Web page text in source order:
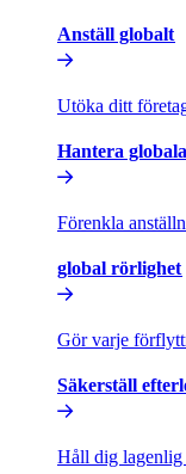
Anställ globalt​​
Utöka ditt
Hantera
Förenkla
global rörlighet​​
Gör varje
Säkerställ
Håll dig lagenlig